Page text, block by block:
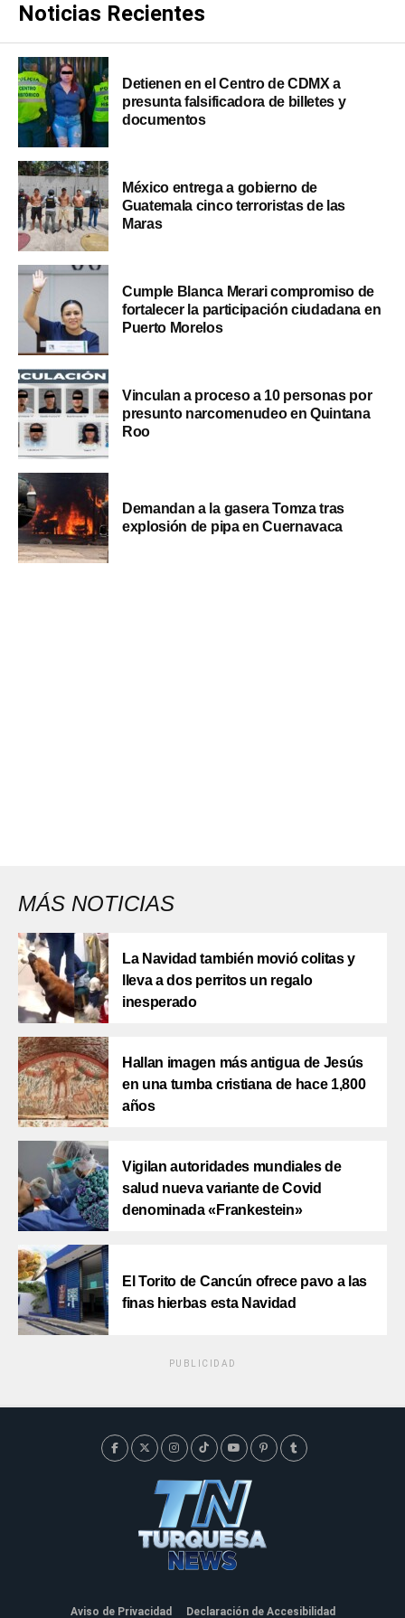
Noticias Recientes
Detienen en el Centro de CDMX a
presunta falsificadora de billetes y
documentos
México entrega a gobierno de
Guatemala cinco terroristas de las
Maras
Cumple Blanca Merari compromiso de
fortalecer la participación ciudadana en
Puerto Morelos
Vinculan a proceso a 10 personas por
presunto narcomenudeo en Quintana
Roo
Demandan a la gasera Tomza tras
explosión de pipa en Cuernavaca
MÁS NOTICIAS
La Navidad también movió colitas y
lleva a dos perritos un regalo
inesperado
Hallan imagen más antigua de Jesús
en una tumba cristiana de hace 1,800
años
Vigilan autoridades mundiales de
salud nueva variante de Covid
denominada «Frankestein»
El Torito de Cancún ofrece pavo a las
finas hierbas esta Navidad
PUBLICIDAD
Aviso de Privacidad Declaración de Accesibilidad